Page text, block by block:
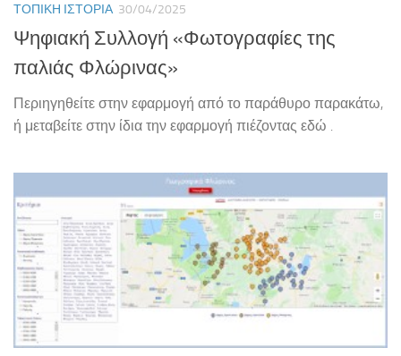
ΤΟΠΙΚΉ ΙΣΤΟΡΊΑ 30/04/2025
Ψηφιακή Συλλογή «Φωτογραφίες της
παλιάς Φλώρινας»
Περιηγηθείτε στην εφαρμογή από το παράθυρο παρακάτω,
ή μεταβείτε στην ίδια την εφαρμογή πιέζοντας εδώ .